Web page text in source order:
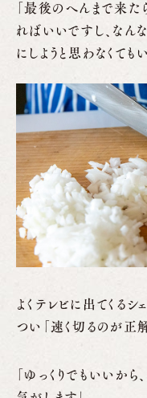
「最後のへんまで来た
ればいいですし、なん
にしようと思わなくても
よくテレビに出てくるシ
つい「速く切るのが正解
「ゆっくりでもいいか